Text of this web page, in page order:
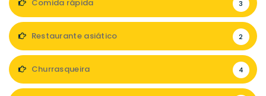
Comida rápida 3
Restaurante asiático 2
Churrasqueira 4